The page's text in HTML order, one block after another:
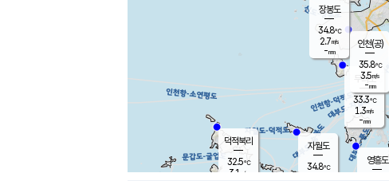
무의도
33.3℃
1.3m/s
-mm
영흥도
자월도
34.8℃
장봉도
34.8℃
2.7m/s
-mm
덕적북리
32.5℃
3.1 m/s
인천(공)
35.8℃
3.5m/s
-mm